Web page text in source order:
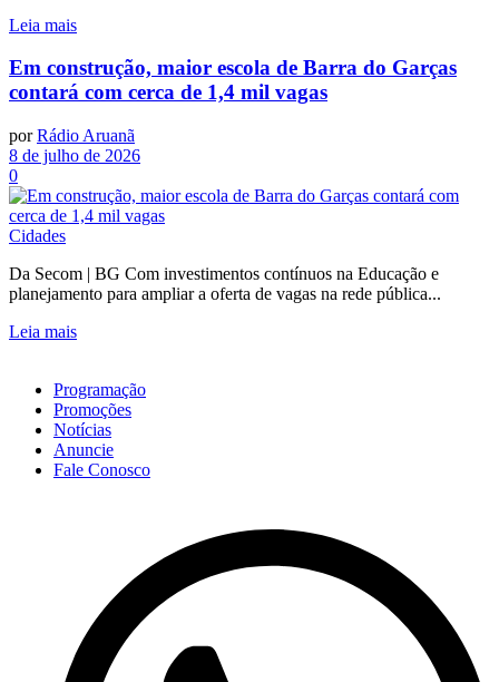
Leia mais
Em construção, maior escola de Barra do Garças
contará com cerca de 1,4 mil vagas
por Rádio Aruanã
8 de julho de 2026
0
Cidades
Da Secom | BG Com investimentos contínuos na Educação e
planejamento para ampliar a oferta de vagas na rede pública...
Leia mais
Programação
Promoções
Notícias
Anuncie
Fale Conosco